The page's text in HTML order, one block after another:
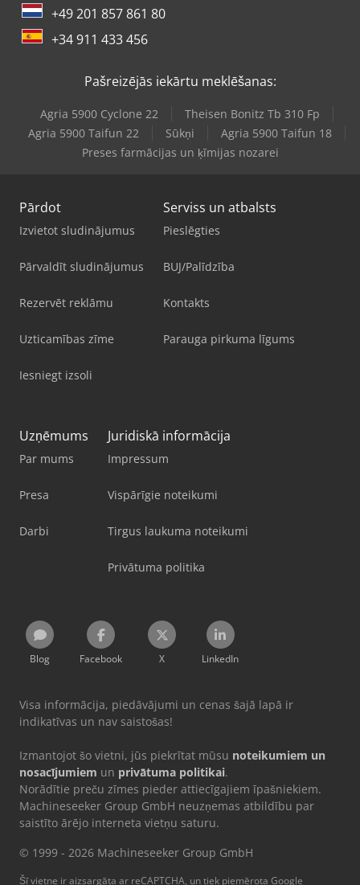
+49 201 857 861 80
+34 911 433 456
Pašreizējās iekārtu meklēšanas:
Agria 5900 Cyclone 22
Theisen Bonitz Tb 310 Fp
Agria 5900 Taifun 22
Sūkņi
Agria 5900 Taifun 18
Preses farmācijas un ķīmijas nozarei
Pārdot
Izvietot sludinājumus
Pārvaldīt sludinājumus
Rezervēt reklāmu
Uzticamības zīme
Iesniegt izsoli
Serviss un atbalsts
Pieslēgties
BUJ/Palīdzība
Kontakts
Parauga pirkuma līgums
Uzņēmums
Par mums
Presa
Darbi
Juridiskā informācija
Impressum
Vispārīgie noteikumi
Tirgus laukuma noteikumi
Privātuma politika
Blog Facebook X LinkedIn
Visa informācija, piedāvājumi un cenas šajā lapā ir
indikatīvas un nav saistošas!
Izmantojot šo vietni, jūs piekrītat mūsu noteikumiem un
nosacījumiem un privātuma politikai.
Norādītie preču zīmes pieder attiecīgajiem īpašniekiem.
Machineseeker Group GmbH neuzņemas atbildību par
saistīto ārējo interneta vietņu saturu.
© 1999 - 2026 Machineseeker Group GmbH
Šī vietne ir aizsargāta ar reCAPTCHA, un tiek piemērota Google